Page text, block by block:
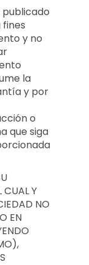
y no
la
y por
o
que siga
CUAL Y
NO
EN